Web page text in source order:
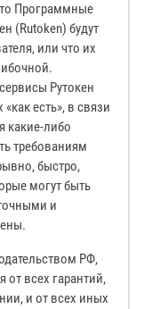
Программные
(Rutoken) будут
или что их
Рутокен
есть», в связи
какие-либо
требованиям
быстро,
могут быть
и
РФ,
от всех гарантий,
и от всех иных